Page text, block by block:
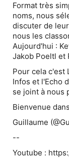
Format très
noms, nous
discuter de
nous les
Aujourd'hui :
Jakob Poeltl et
Pour cela c'est
Infos et l'Echo
se joint à nous
Bienvenue
Guillaume
--
Youtube :